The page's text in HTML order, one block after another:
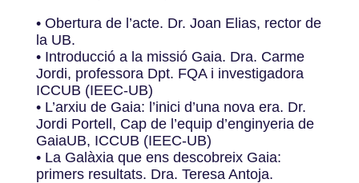
• Obertura de l’acte. Dr. Joan Elias, rector de
la UB.
• Introducció a la missió Gaia. Dra. Carme
Jordi, professora Dpt. FQA i investigadora
ICCUB (IEEC-UB)
• L’arxiu de Gaia: l’inici d’una nova era. Dr.
Jordi Portell, Cap de l’equip d’enginyeria de
GaiaUB, ICCUB (IEEC-UB)
• La Galàxia que ens descobreix Gaia:
primers resultats. Dra. Teresa Antoja.